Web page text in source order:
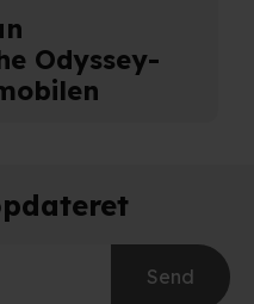
Odyssey-
Send